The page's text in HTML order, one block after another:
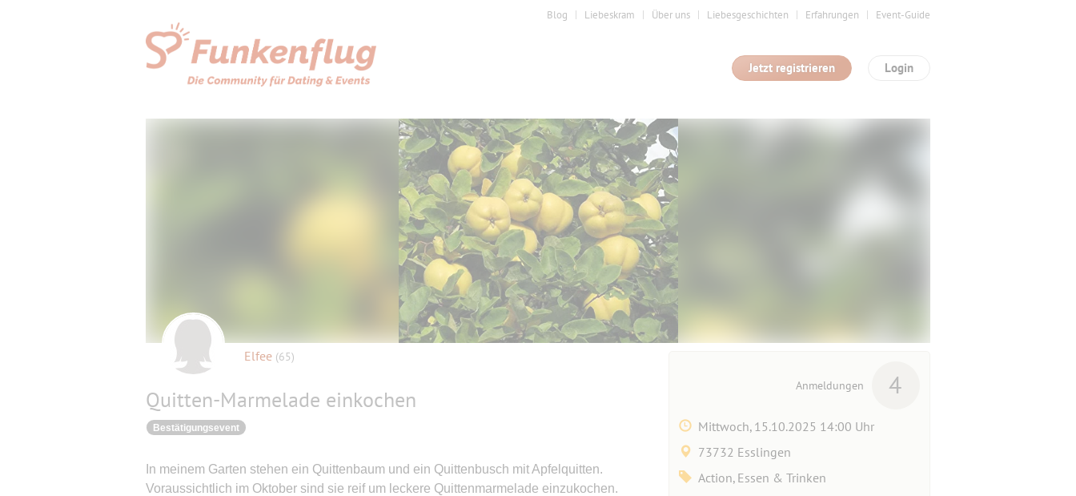
Blog Liebeskram Über uns Liebesgeschichten Erfahrungen Event-Guide
Login
Jetzt registrieren
Elfee (65)
Quitten-Marmelade einkochen
Bestätigungsevent
In meinem Garten stehen ein Quittenbaum und ein Quittenbusch mit Apfelquitten.
Voraussichtlich im Oktober sind sie reif um leckere Quittenmarmelade einzukochen.
Anmeldungen 4
Mittwoch, 15.10.2025 14:00 Uhr
73732 Esslingen
Action, Essen & Trinken